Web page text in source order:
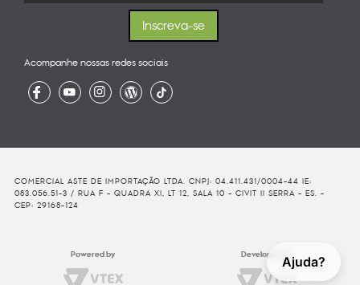
Ajuda?
Acompanhe nossas redes sociais
COMERCIAL ASTE DE IMPORTAÇÃO LTDA. CNPJ: 04.411.431/0004-44 IE:
083.056.51-3 / RUA F - QUADRA XI, LT 12, SALA 10 - CIVIT II SERRA - ES. -
CEP: 29168-124
Powered by Developed By